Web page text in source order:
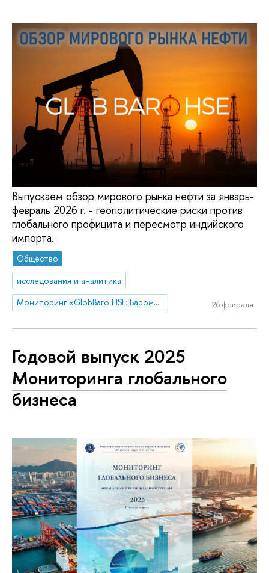
Выпускаем обзор мирового рынка нефти за январь-
февраль 2026 г. - геополитические риски против
глобального профицита и пересмотр индийского
импорта.
Общество
исследования и аналитика
Мониторинг «GlobBaro HSE: Барометр мировой экономики»
26 февраля
Годовой выпуск 2025
Мониторинга глобального
бизнеса